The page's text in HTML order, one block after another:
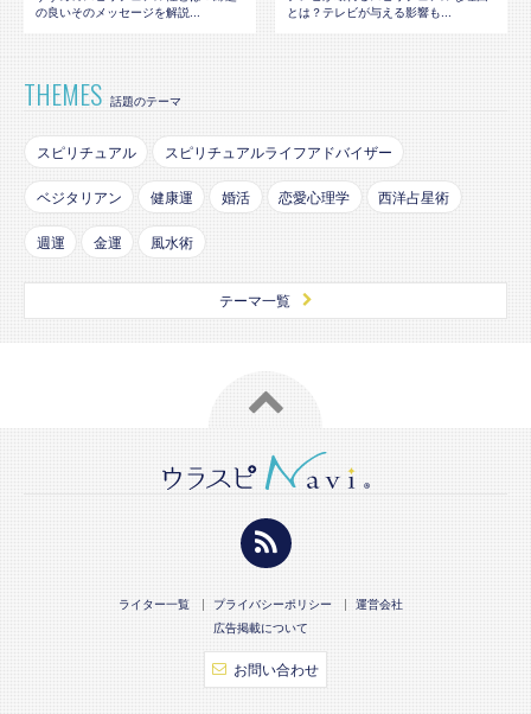
の良いそのメッセージを解説...
とは？テレビが与える影響も...
THEMES 話題のテーマ
スピリチュアル スピリチュアルライフアドバイザー
ベジタリアン 健康運 婚活 恋愛心理学 西洋占星術
週運 金運 風水術
テーマ一覧
ライター一覧 プライバシーポリシー
運営会社
広告掲載について
お問い合わせ